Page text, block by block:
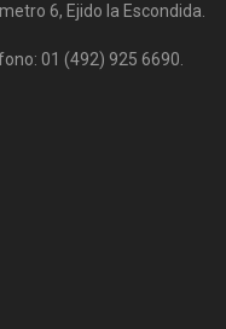
6, Ejido la Escondida.
01 (492) 925 6690.